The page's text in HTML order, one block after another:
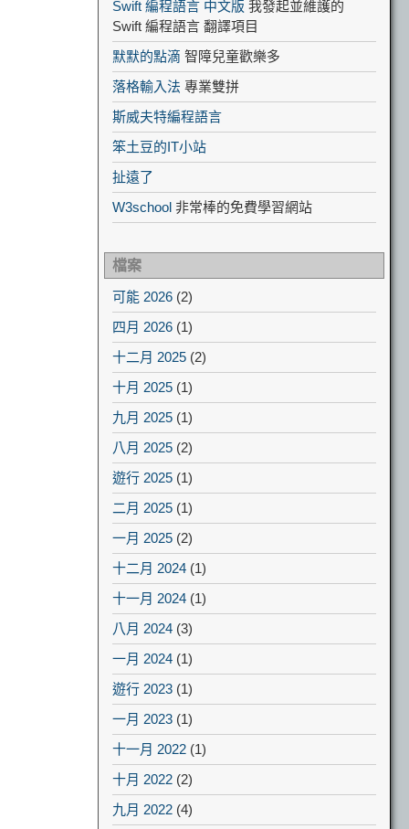
Swift 編程語言 中文版 我發起並維護的
Swift 編程語言 翻譯項目
默默的點滴 智障兒童歡樂多
落格輸入法 專業雙拼
斯威夫特編程語言
笨土豆的IT小站
扯遠了
W3school 非常棒的免費學習網站
檔案
可能 2026 (2)
四月 2026 (1)
十二月 2025 (2)
十月 2025 (1)
九月 2025 (1)
八月 2025 (2)
遊行 2025 (1)
二月 2025 (1)
一月 2025 (2)
十二月 2024 (1)
十一月 2024 (1)
八月 2024 (3)
一月 2024 (1)
遊行 2023 (1)
一月 2023 (1)
十一月 2022 (1)
十月 2022 (2)
九月 2022 (4)